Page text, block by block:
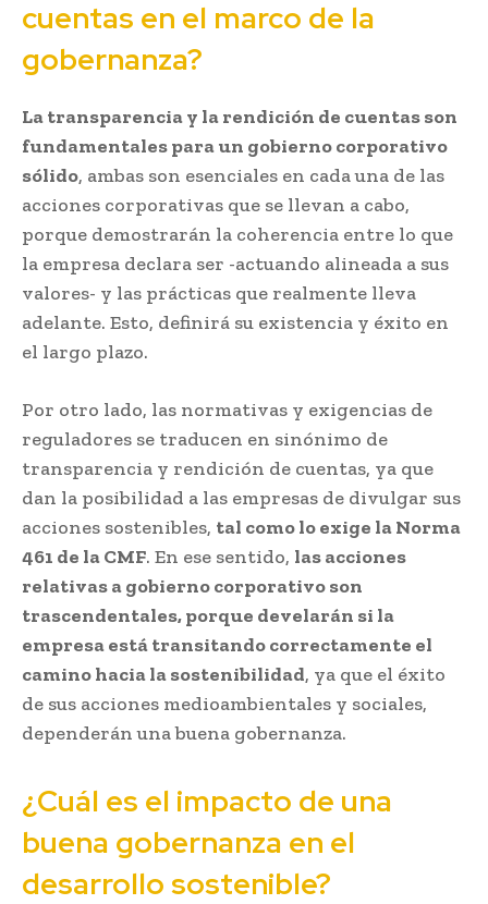
cuentas en el marco de la
gobernanza?
La transparencia y la rendición de cuentas son
fundamentales para un gobierno corporativo
sólido, ambas son esenciales en cada una de las
acciones corporativas que se llevan a cabo,
porque demostrarán la coherencia entre lo que
la empresa declara ser -actuando alineada a sus
valores- y las prácticas que realmente lleva
adelante. Esto, definirá su existencia y éxito en
el largo plazo.
Por otro lado, las normativas y exigencias de
reguladores se traducen en sinónimo de
transparencia y rendición de cuentas, ya que
dan la posibilidad a las empresas de divulgar sus
acciones sostenibles, tal como lo exige la Norma
461 de la CMF. En ese sentido, las acciones
relativas a gobierno corporativo son
trascendentales, porque develarán si la
empresa está transitando correctamente el
camino hacia la sostenibilidad, ya que el éxito
de sus acciones medioambientales y sociales,
dependerán una buena gobernanza.
¿Cuál es el impacto de una
buena gobernanza en el
desarrollo sostenible?